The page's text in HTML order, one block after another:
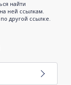
найти
ней ссылкам.
другой ссылке.